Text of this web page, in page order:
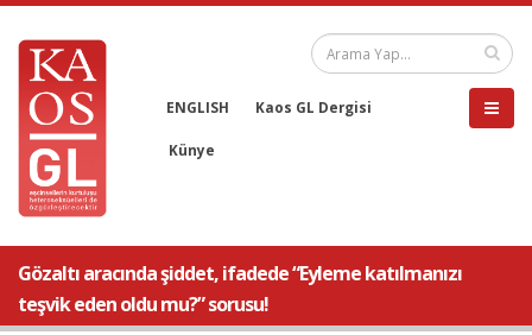
ENGLISH Kaos GL Dergisi
Künye
Gözaltı aracında şiddet, ifadede “Eyleme katılmanızı
teşvik eden oldu mu?” sorusu!